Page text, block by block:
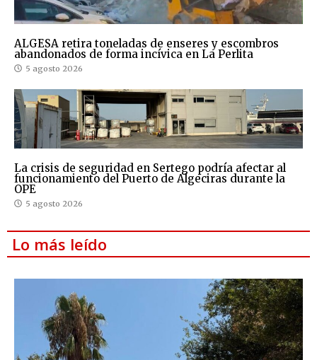
ALGESA retira toneladas de enseres y escombros
abandonados de forma incívica en La Perlita
5 agosto 2026
La crisis de seguridad en Sertego podría afectar al
funcionamiento del Puerto de Algeciras durante la
OPE
5 agosto 2026
Lo más leído